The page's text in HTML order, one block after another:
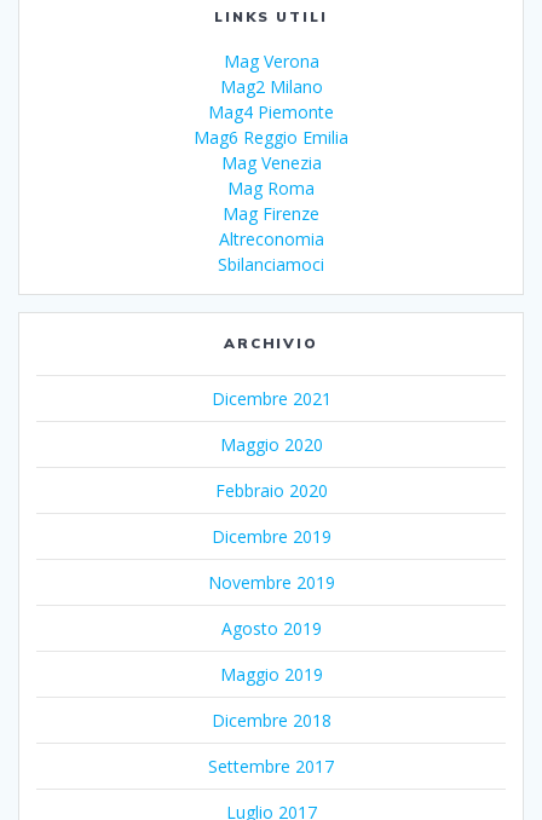
LINKS UTILI
Mag Verona
Mag2 Milano
Mag4 Piemonte
Mag6 Reggio Emilia
Mag Venezia
Mag Roma
Mag Firenze
Altreconomia
Sbilanciamoci
ARCHIVIO
Dicembre 2021
Maggio 2020
Febbraio 2020
Dicembre 2019
Novembre 2019
Agosto 2019
Maggio 2019
Dicembre 2018
Settembre 2017
Luglio 2017